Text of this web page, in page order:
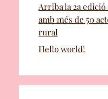
Arriba la 2a
amb més de 50
rural
Hello world!